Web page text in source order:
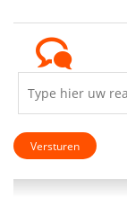
Versturen